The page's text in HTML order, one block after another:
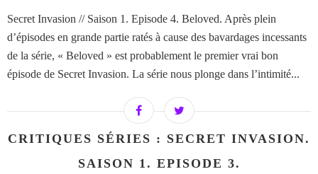
Secret Invasion // Saison 1. Episode 4. Beloved. Après plein
d’épisodes en grande partie ratés à cause des bavardages incessants
de la série, « Beloved » est probablement le premier vrai bon
épisode de Secret Invasion. La série nous plonge dans l’intimité...
CRITIQUES SÉRIES : SECRET INVASION.
SAISON 1. EPISODE 3.